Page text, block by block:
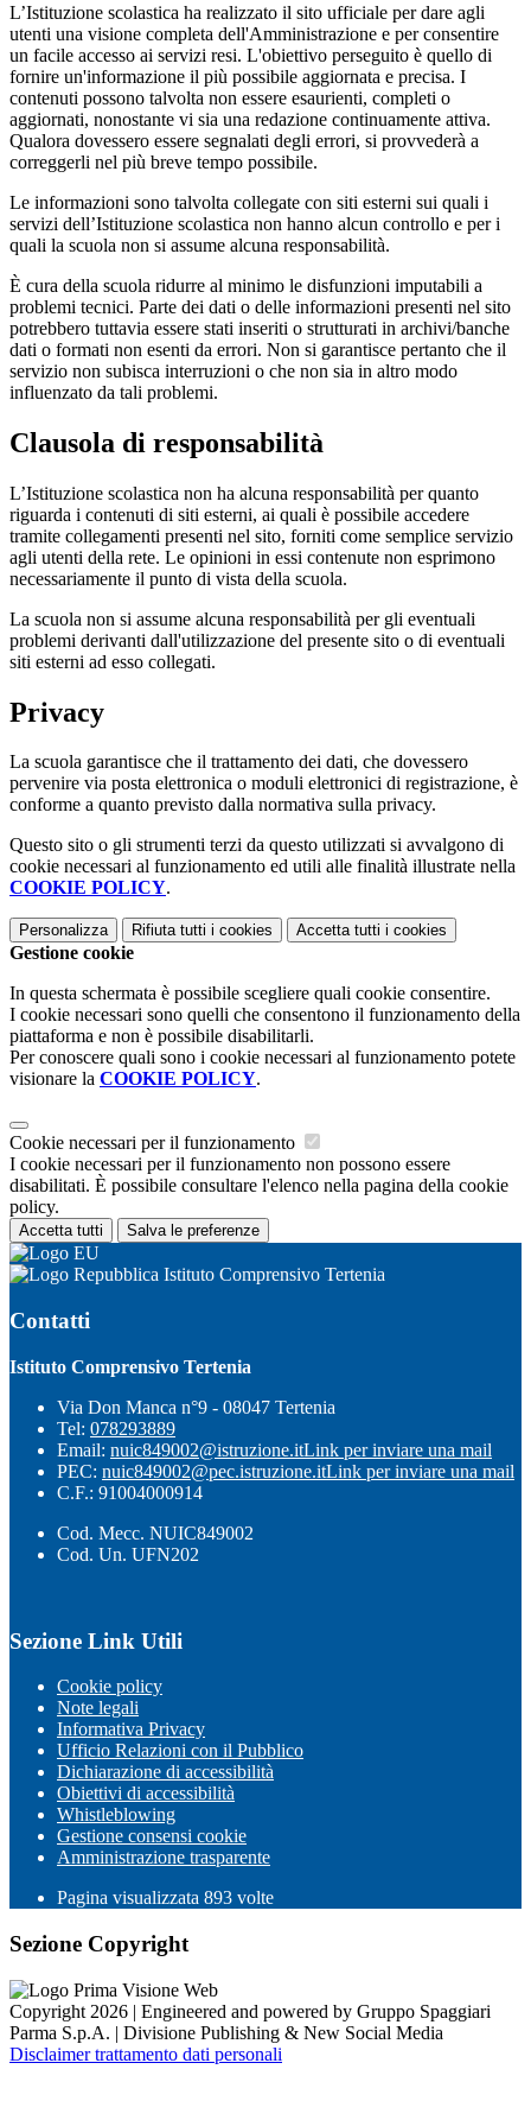
L’Istituzione scolastica ha realizzato il sito ufficiale per dare agli
utenti una visione completa dell'Amministrazione e per consentire
un facile accesso ai servizi resi. L'obiettivo perseguito è quello di
fornire un'informazione il più possibile aggiornata e precisa. I
contenuti possono talvolta non essere esaurienti, completi o
aggiornati, nonostante vi sia una redazione continuamente attiva.
Qualora dovessero essere segnalati degli errori, si provvederà a
correggerli nel più breve tempo possibile.
Le informazioni sono talvolta collegate con siti esterni sui quali i
servizi dell’Istituzione scolastica non hanno alcun controllo e per i
quali la scuola non si assume alcuna responsabilità.
È cura della scuola ridurre al minimo le disfunzioni imputabili a
problemi tecnici. Parte dei dati o delle informazioni presenti nel sito
potrebbero tuttavia essere stati inseriti o strutturati in archivi/banche
dati o formati non esenti da errori. Non si garantisce pertanto che il
servizio non subisca interruzioni o che non sia in altro modo
influenzato da tali problemi.
Clausola di responsabilità
L’Istituzione scolastica non ha alcuna responsabilità per quanto
riguarda i contenuti di siti esterni, ai quali è possibile accedere
tramite collegamenti presenti nel sito, forniti come semplice servizio
agli utenti della rete. Le opinioni in essi contenute non esprimono
necessariamente il punto di vista della scuola.
La scuola non si assume alcuna responsabilità per gli eventuali
problemi derivanti dall'utilizzazione del presente sito o di eventuali
siti esterni ad esso collegati.
Privacy
La scuola garantisce che il trattamento dei dati, che dovessero
pervenire via posta elettronica o moduli elettronici di registrazione, è
conforme a quanto previsto dalla normativa sulla privacy.
Questo sito o gli strumenti terzi da questo utilizzati si avvalgono di
cookie necessari al funzionamento ed utili alle finalità illustrate nella
COOKIE POLICY.
Personalizza Rifiuta tutti i cookies Accetta tutti i cookies
Gestione cookie
In questa schermata è possibile scegliere quali cookie consentire.
I cookie necessari sono quelli che consentono il funzionamento della
piattaforma e non è possibile disabilitarli.
Per conoscere quali sono i cookie necessari al funzionamento potete
visionare la COOKIE POLICY.
Cookie necessari per il funzionamento
I cookie necessari per il funzionamento non possono essere
disabilitati. È possibile consultare l'elenco nella pagina della cookie
policy.
Accetta tutti Salva le preferenze
Istituto Comprensivo Tertenia
Contatti
Istituto Comprensivo Tertenia
Via Don Manca n°9 - 08047 Tertenia
Tel: 078293889
Email: nuic849002@istruzione.itLink per inviare una mail
PEC: nuic849002@pec.istruzione.itLink per inviare una mail
C.F.: 91004000914
Cod. Mecc. NUIC849002
Cod. Un. UFN202
Sezione Link Utili
Cookie policy
Note legali
Informativa Privacy
Ufficio Relazioni con il Pubblico
Dichiarazione di accessibilità
Obiettivi di accessibilità
Whistleblowing
Gestione consensi cookie
Amministrazione trasparente
Pagina visualizzata 893 volte
Sezione Copyright
Copyright 2026 | Engineered and powered by Gruppo Spaggiari
Parma S.p.A. | Divisione Publishing & New Social Media
Disclaimer trattamento dati personali